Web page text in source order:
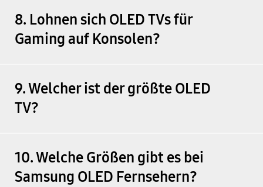
8. Lohnen sich OLED TVs für
Gaming auf Konsolen?
9. Welcher ist der größte OLED
TV?
10. Welche Größen gibt es bei
Samsung OLED Fernsehern?